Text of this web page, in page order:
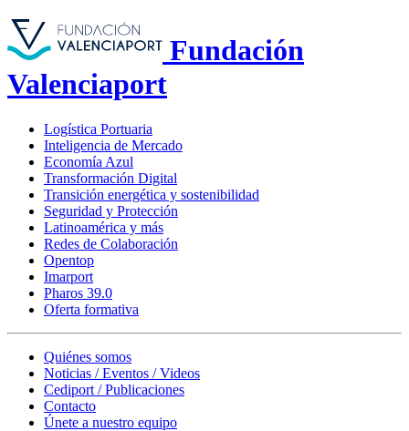
Fundación
Valenciaport
Logística Portuaria
Inteligencia de Mercado
Economía Azul
Transformación Digital
Transición energética y sostenibilidad
Seguridad y Protección
Latinoamérica y más
Redes de Colaboración
Opentop
Imarport
Pharos 39.0
Oferta formativa
Quiénes somos
Noticias / Eventos / Videos
Cediport / Publicaciones
Contacto
Únete a nuestro equipo